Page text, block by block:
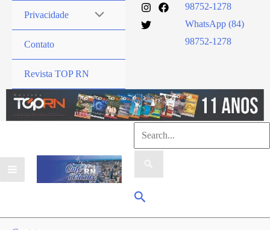
Privacidade
Contato
Revista TOP RN
98752-1278
WhatsApp (84)
98752-1278
Pesquisar
por:
Pesquisar